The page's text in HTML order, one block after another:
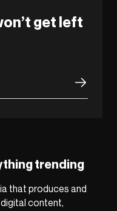
get left
trending
that produces and
content,